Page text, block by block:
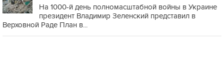
На 1000-й день полномасштабной войны в Украине
президент Владимир Зеленский представил в
Верховной Раде План в...